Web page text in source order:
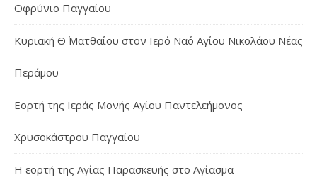
Οφρύνιο Παγγαίου
Κυριακή Θ΄ Ματθαίου στον Ιερό Ναό Αγίου Νικολάου Νέας
Περάμου
Εορτή της Ιεράς Μονής Αγίου Παντελεήμονος
Χρυσοκάστρου Παγγαίου
Η εορτή της Αγίας Παρασκευής στο Αγίασμα